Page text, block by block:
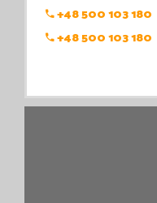
+48 500 103 180
+48 500 103 180